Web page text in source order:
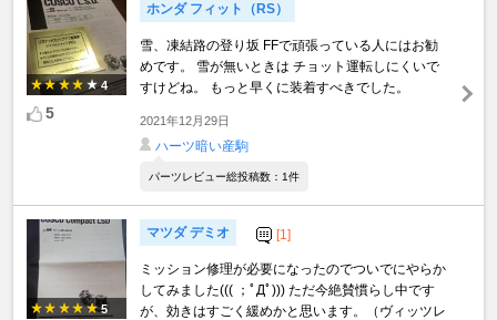
4
5
ホンダ フィット（RS）
雪、凍結路の登り坂 FFで頑張っている人にはお勧
めです。 雪が無いときは チョット運転しにくいで
すけどね。 もっと早くに装着すべきでした。
2021年12月29日
ハーツ暗い産駒
パーツレビュー総投稿数：1件
5
マツダ デミオ [1]
ミッション修理が必要になったのでついでにやらか
してみました((( ；ﾟДﾟ))) ただ今絶賛慣らし中です
が、効きはすごく緩めかと思います。（ヴィッツレ